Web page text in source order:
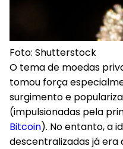
Foto: Shutterstock
O tema de moedas
tomou força
surgimento e
(impulsionadas pela
Bitcoin). No entanto, a
descentralizadas já era